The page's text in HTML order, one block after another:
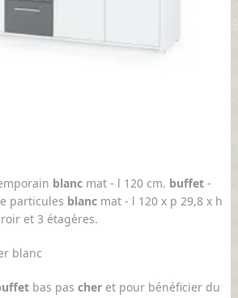
blancmat - l 120 cm. buffet-
particules blancmat - l 120 x p 29,8 x h
et 3 étagères.
bas pas cheret pour bénéficier du